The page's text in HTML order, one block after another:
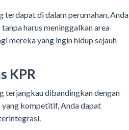
terdapat di dalam perumahan, Anda
harus meninggalkan area
mereka yang ingin hidup sejauh
KPR
terjangkau dibandingkan dengan
yang kompetitif, Anda dapat